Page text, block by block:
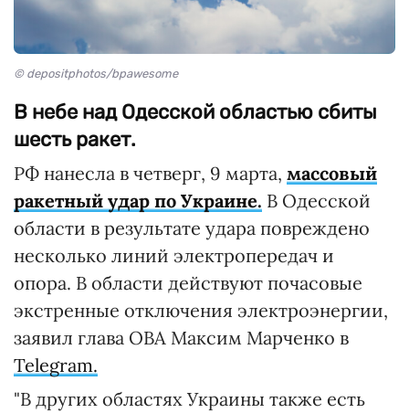
© depositphotos/bpawesome
В небе над Одесской областью сбиты
шесть ракет.
РФ нанесла в четверг, 9 марта, массовый
ракетный удар по Украине. В Одесской
области в результате удара повреждено
несколько линий электропередач и
опора. В области действуют почасовые
экстренные отключения электроэнергии,
заявил глава ОВА Максим Марченко в
Telegram.
"В других областях Украины также есть